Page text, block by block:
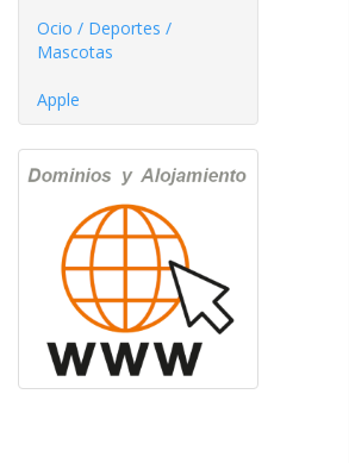
Ocio / Deportes /
Mascotas
Apple